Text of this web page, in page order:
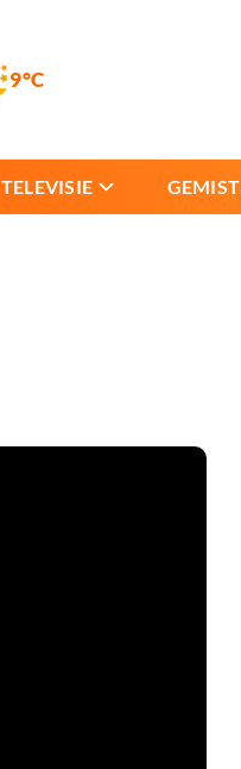
9°C
TELEVISIE GEMIST